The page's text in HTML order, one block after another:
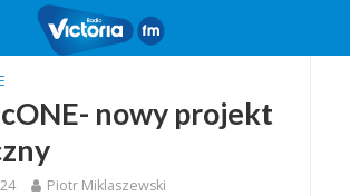
nowy projekt
Piotr Miklaszewski